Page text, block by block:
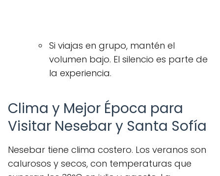
Si viajas en grupo, mantén el
volumen bajo. El silencio es parte de
la experiencia.
Clima y Mejor Época para
Visitar Nesebar y Santa Sofía
Nesebar tiene clima costero. Los veranos son
calurosos y secos, con temperaturas que